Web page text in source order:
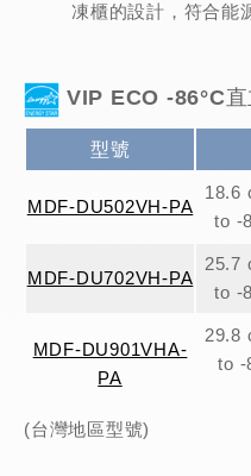
凍櫃的設計，符合能
VIP ECO -86°C
型號
MDF-DU502VH-PA
18.6
to -
MDF-DU702VH-PA
25.7
to -
MDF-DU901VHA-
PA
29.8
to -
(台灣地區型號)